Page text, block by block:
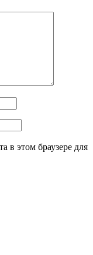
в этом браузере для